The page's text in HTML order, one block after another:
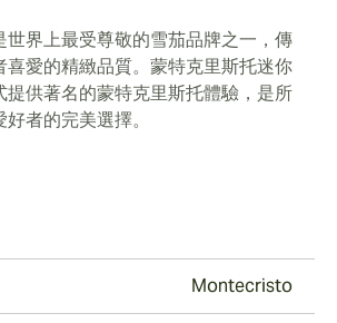
世界上最受尊敬的雪茄品牌之一，傳
喜愛的精緻品質。蒙特克里斯托迷你
提供著名的蒙特克里斯托體驗，是所
者的完美選擇。
Montecristo